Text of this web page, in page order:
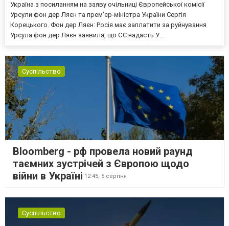
Україна з посиланням на заяву очільниці Європейської комісії
Урсули фон дер Ляєн та прем'єр-міністра України Сергія
Корецького. Фон дер Ляєн: Росія має заплатити за руйнування
Урсула фон дер Ляєн заявила, що ЄС надасть У...
Суспільство
Bloomberg - рф провела новий раунд
таємних зустрічей з Європою щодо
війни в Україні 12:45, 5 серпня
Суспільство